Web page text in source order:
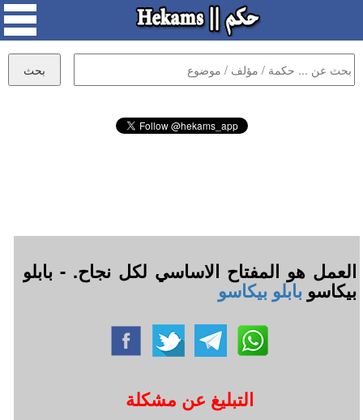
العمل هو المفتاح الاساسي لكل نجاح. - بابلو
بيكاسو بابلو بيكاسو
التبليغ عن مشكلة